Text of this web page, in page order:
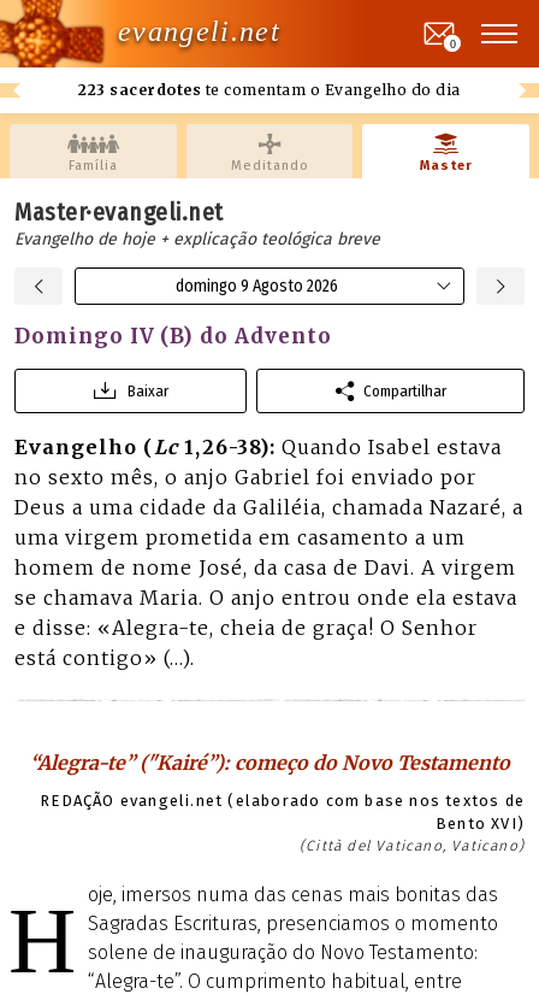
evangeli.net
223 sacerdotes te comentam o Evangelho do dia
0
Família Meditando Master
Master·evangeli.net
Evangelho de hoje + explicação teológica breve
domingo 9 Agosto 2026
Domingo IV (B) do Advento
Baixar Compartilhar
Evangelho (Lc1,26-38): Quando Isabel estava
no sexto mês, o anjo Gabriel foi enviado por
Deus a uma cidade da Galiléia, chamada Nazaré, a
uma virgem prometida em casamento a um
homem de nome José, da casa de Davi. A virgem
se chamava Maria. O anjo entrou onde ela estava
e disse: «Alegra-te, cheia de graça! O Senhor
está contigo» (…).
“Alegra-te” ("Kairé”): começo do Novo Testamento
REDAÇÃO evangeli.net (elaborado com base nos textos de
Bento XVI)
(Città del Vaticano, Vaticano)
H
oje, imersos numa das cenas mais bonitas das
Sagradas Escrituras, presenciamos o momento
solene de inauguração do Novo Testamento:
“Alegra-te”. O cumprimento habitual, entre